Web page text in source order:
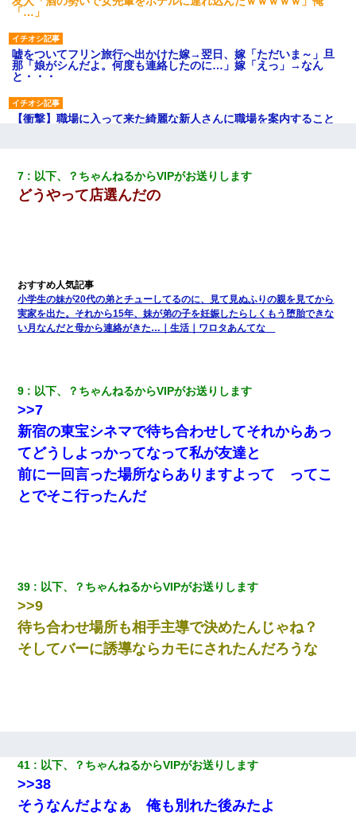
「…」
嘘をついてフリン旅行へ出かけた嫁→翌日、嫁「ただいま～」旦
那「娘がシんだよ。何度も連絡したのに…」嫁「えっ」→なん
と・・・
【衝撃】職場に入って来た綺麗な新人さんに職場を案内すること
彼にプロポーズされたんだけど、実は資産家だと知って婚約破棄
した。B子「A男くんと別れたって本当？私が付き合ってもい
い？」
旦那の元カノをSNSで探して写真を保存して顔面評価スレで写真
を晒してた。ほとんどがブスという評価の中で二人ほど意外に好
評価で苦々しく思った
【衝撃】ヤンキー女に「サせて」って言った結果
「パワハラを受けたから思い切って転職した」とSNSで呟いた
ら、速攻でパワハラかました元上司がLINEを送ってきた。
せない
200万を貸したコウトから、追加で400万の申し込み、私「無理。
義弟より娘たちが大事」旦那「娘たちが成人したら別れよう」私
（は？）
引先のトップが母方の叔父だったので…
【復讐】義兄嫁「生活費、足りない分を貸してほしい」私「貸す
わけないでしょｗｗｗｗ」→ 理由を話したら泣き出して・・私
7 以下、？ちゃんねるからVIPがお送りします
どうやって店選んだの
小学生の妹が20代の弟とチューしてるのに、見て見ぬふりの親を見てから
実家を出た。それから15年、妹が弟の子を妊娠したらしくもう堕胎できな
い月なんだと母から連絡がきた…｜生活｜ワロタあんてな
9 以下、？ちゃんねるからVIPがお送りします
>>7
新宿の東宝シネマで待ち合わせしてそれからあっ
てどうしよっかってなって私が友達と
前に一回言った場所ならありますよって ってこ
とでそこ行ったんだ
39 以下、？ちゃんねるからVIPがお送りします
>>9
待ち合わせ場所も相手主導で決めたんじゃね？
そしてバーに誘導ならカモにされたんだろうな
41 以下、？ちゃんねるからVIPがお送りします
>>38
そうなんだよなぁ 俺も別れた後みたよ